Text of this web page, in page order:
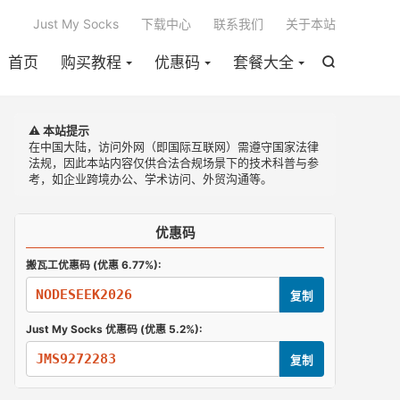

首页 购买教程 优惠码 套餐大全
Just My Socks 下载中心 联系我们 关于本站
⚠️ 本站提示
在中国大陆，访问外网（即国际互联网）需遵守国家法律
法规，因此本站内容仅供合法合规场景下的技术科普与参
考，如企业跨境办公、学术访问、外贸沟通等。
优惠码
搬瓦工优惠码 (优惠 6.77%):
NODESEEK2026 复制
Just My Socks 优惠码 (优惠 5.2%):
JMS9272283 复制